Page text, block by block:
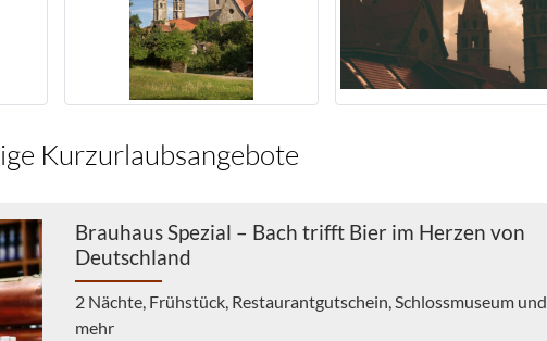
Kurzurlaubsangebote
Brauhaus Spezial – Bach trifft Bier im Herzen von
Deutschland
2 Nächte, Frühstück, Restaurantgutschein, Schlossmuseum und
mehr